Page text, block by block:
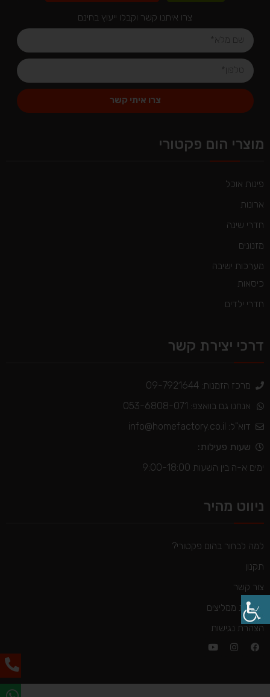
צרו איתנו קשר וקבלו ייעוץ בחינם
צרו איתי קשר
מוצרי הום פקטורי
פינות אוכל
ארונות
חדרי שינה
מזנונים
מערכות ישיבה
כיסאות
חדרי ילדים
דרכי יצירת קשר
מרכז הזמנות: 09-7921644
אנחנו גם בוואצפ: 053-6808-071
דוא"ל: info@homefactory.co.il
שעות פעילות:
ימים א-ה בין השעות 9:00-18:00
ניווט מהיר
למה לבחור בהום פקטורי?
תקנון
צור קשר
לקוחות ממליצים
הצהרת נגישות